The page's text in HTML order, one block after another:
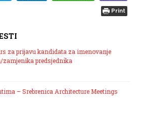
Print
za prijavu kandidata za imenovanje
zamjenika predsjednika
– Srebrenica Architecture Meetings